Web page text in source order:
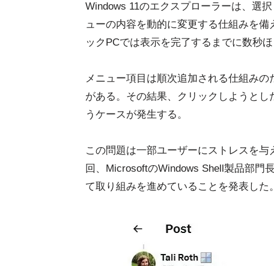
Windows 11のエクスプローラーは、選
ューの内容を動的に変更する仕組みを
ックPCでは表示を完了するまでに数秒
メニュー項目は順次追加される仕組み
がある。その結果、クリックしようと
うケースが発生する。
この問題は一部ユーザーにストレスを
回、MicrosoftのWindows Shell製品部門
て取り組みを進めていることを発表した。